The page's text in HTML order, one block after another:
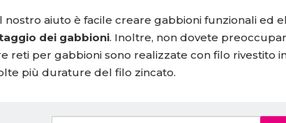
nostro aiuto è facile creare gabbioni funzionali ed
dei gabbioni. Inoltre, non dovete
reti per gabbioni sono realizzate con filo rivestito
più durature del filo zincato.